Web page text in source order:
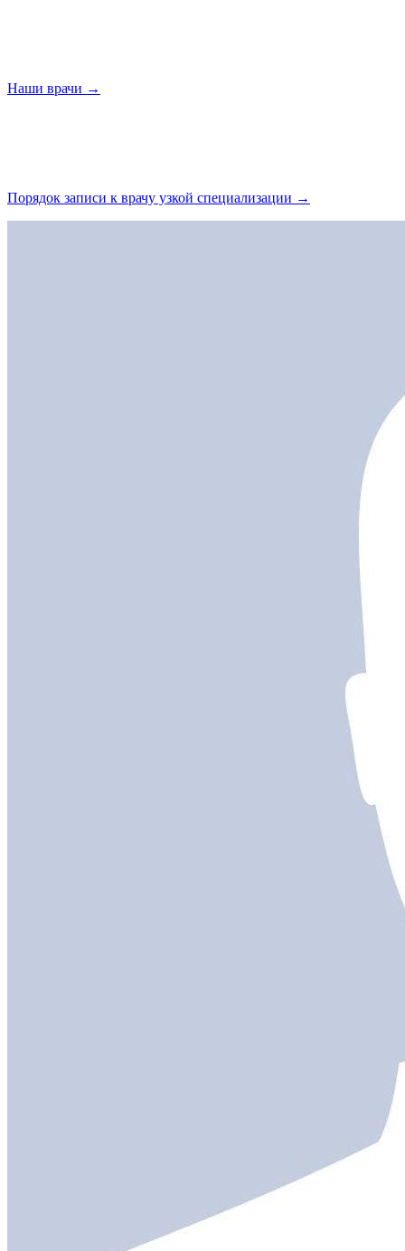
Наши врачи →
Порядок записи к врачу узкой специализации →